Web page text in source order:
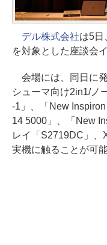
デル株式会社は5日
を対象とした座談会
会場には、同日に
シューマ向け2in1/ノ
-1」、「New
14 5000」、「New
レイ「S2719DC」、
実機に触ることが可